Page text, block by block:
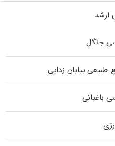
ارشد
جنگل
طبیعی بیابان زدایی
باغبانی